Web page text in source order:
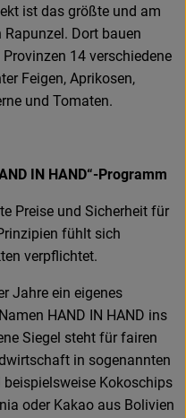
ist das größte und am
Rapunzel. Dort bauen
14 verschiedene
Feigen, Aprikosen,
und Tomaten.
IN HAND“-Programm
Preise und Sicherheit für
fühlt sich
verpflichtet.
Jahre ein eigenes
HAND IN HAND ins
Siegel steht für fairen
in sogenannten
Kokoschips
oder Kakao aus Bolivien